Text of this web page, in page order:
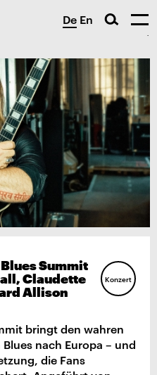
De En
Summit
Claudette
Allison
Konzert
bringt den wahren
nach Europa – und
die Fans